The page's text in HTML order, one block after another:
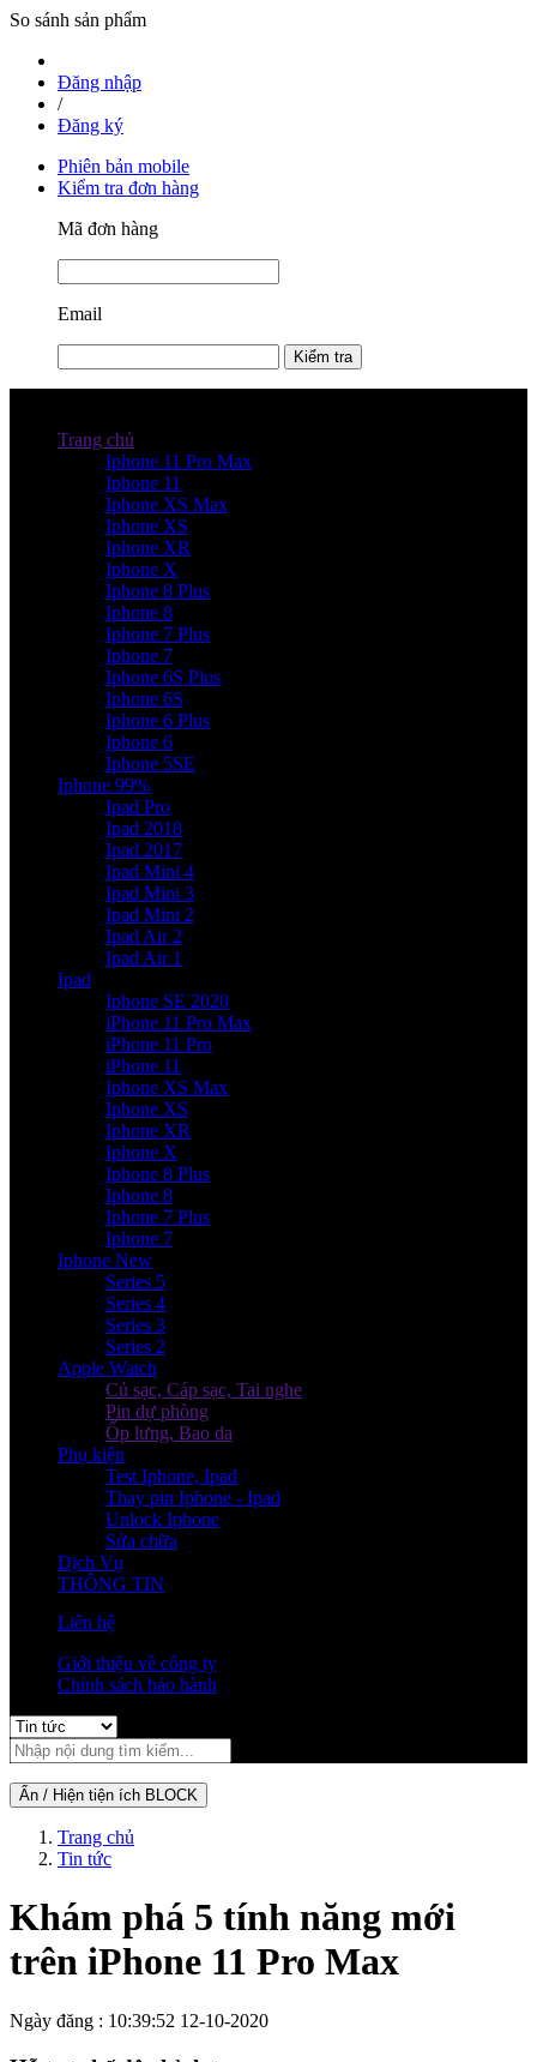
So sánh sản phẩm
Đăng nhập
/
Đăng ký
Phiên bản mobile
Kiểm tra đơn hàng
Mã đơn hàng
Email
Kiểm tra
Trang chủ
Iphone 11 Pro Max
Iphone 11
Iphone XS Max
Iphone XS
Iphone XR
Iphone X
Iphone 8 Plus
Iphone 8
Iphone 7 Plus
Iphone 7
Iphone 6S Plus
Iphone 6S
Iphone 6 Plus
Iphone 6
Iphone 5SE
Iphone 99%
Ipad Pro
Ipad 2018
Ipad 2017
Ipad Mini 4
Ipad Mini 3
Ipad Mini 2
Ipad Air 2
Ipad Air 1
Ipad
Iphone SE 2020
iPhone 11 Pro Max
iPhone 11 Pro
iPhone 11
Iphone XS Max
Iphone XS
Iphone XR
Iphone X
Iphone 8 Plus
Iphone 8
Iphone 7 Plus
Iphone 7
Iphone New
Series 5
Series 4
Series 3
Series 2
Apple Watch
Củ sạc, Cáp sạc, Tai nghe
Pin dự phòng
Ốp lưng, Bao da
Phụ kiện
Test Iphone, Ipad
Thay pin Iphone - Ipad
Unlock Iphone
Sửa chữa
Dịch Vụ
THÔNG TIN
Liên hệ
Giới thiệu về công ty
Chính sách bảo hành
Ẩn / Hiện tiện ích BLOCK
Trang chủ
Tin tức
Khám phá 5 tính năng mới
trên iPhone 11 Pro Max
Ngày đăng : 10:39:52 12-10-2020